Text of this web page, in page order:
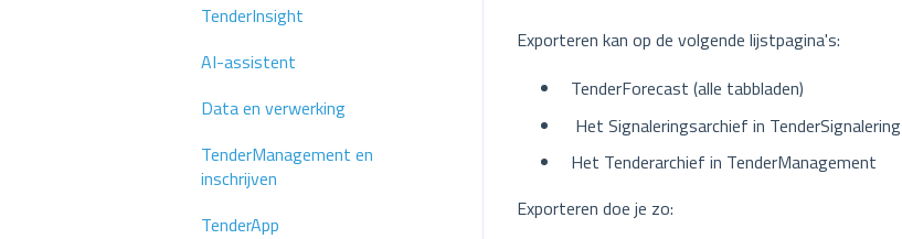
Exporteren kan op de volgende lijstpagina's:
TenderForecast (alle tabbladen)
Het Signaleringsarchief in TenderSignalering
Het Tenderarchief in TenderManagement
Exporteren doe je zo:
TenderInsight
AI-assistent
Data en verwerking
TenderManagement en
inschrijven
TenderApp